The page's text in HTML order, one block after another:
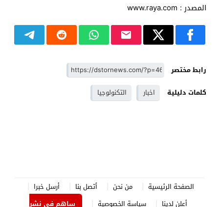
المصدر : www.raya.com
رابط مختصر
كلمات دليلية
اخبار التكنولوجيا
الصفحة الرئيسية من نحن أتصل بنا
أرسل خبرا
أعلن لدينا
سياسة الخصوصية ساهم في نشر